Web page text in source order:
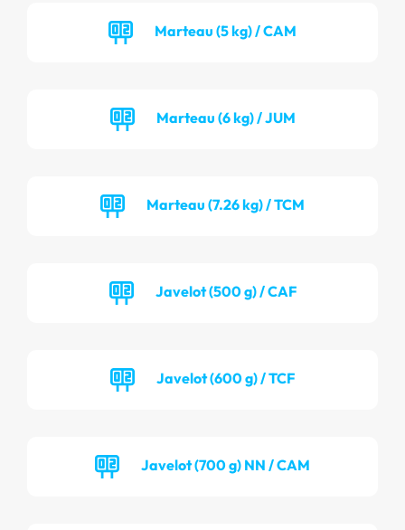
Marteau (5 kg) / CAM
Marteau (6 kg) / JUM
Marteau (7.26 kg) / TCM
Javelot (500 g) / CAF
Javelot (600 g) / TCF
Javelot (700 g) NN / CAM